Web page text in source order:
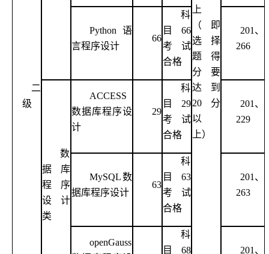
二
级
上
（即
选择
题得
分要
达到
20分
以
上）
Python语
言程序设计
66
科
目 66
考试
合格
201、
266
数
据库
程序
设计
类
ACCESS
数据库程序设
计
29
科
目 29
考试
合格
201、
229
MySQL数
据库程序设计
63
科
目 63
考试
合格
201、
263
openGauss
科
目 68
201、